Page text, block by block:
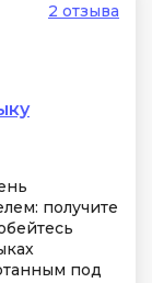
2 отзыва
получите
под